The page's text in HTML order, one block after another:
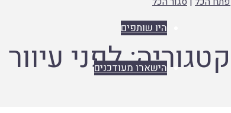
היו שותפים
הישארו מעודכנים
קטגוריה:לפני